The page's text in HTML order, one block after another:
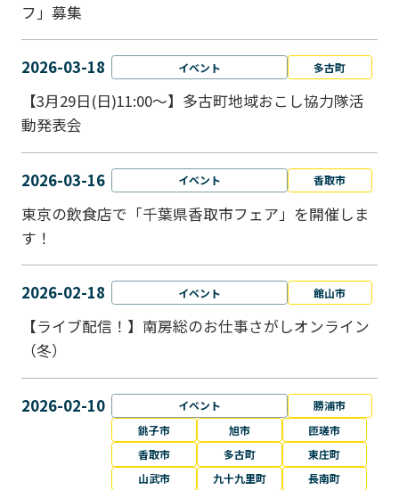
フ」募集
2026-03-18 イベント 多古町
【3月29日(日)11:00～】多古町地域おこし協力隊活
動発表会
2026-03-16 イベント 香取市
東京の飲食店で「千葉県香取市フェア」を開催しま
す！
2026-02-18 イベント 館山市
【ライブ配信！】南房総のお仕事さがしオンライン
（冬）
2026-02-10 イベント
勝浦市
銚子市
旭市
匝瑳市
香取市
多古町
東庄町
山武市
九十九里町
長南町